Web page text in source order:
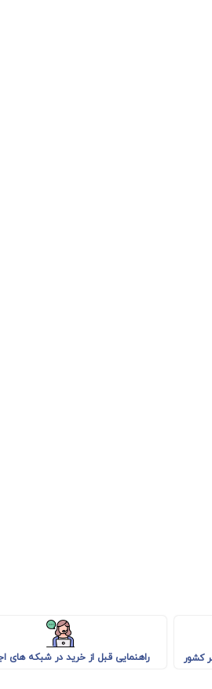
کشور راهنمایی قبل از خرید در شبکه های